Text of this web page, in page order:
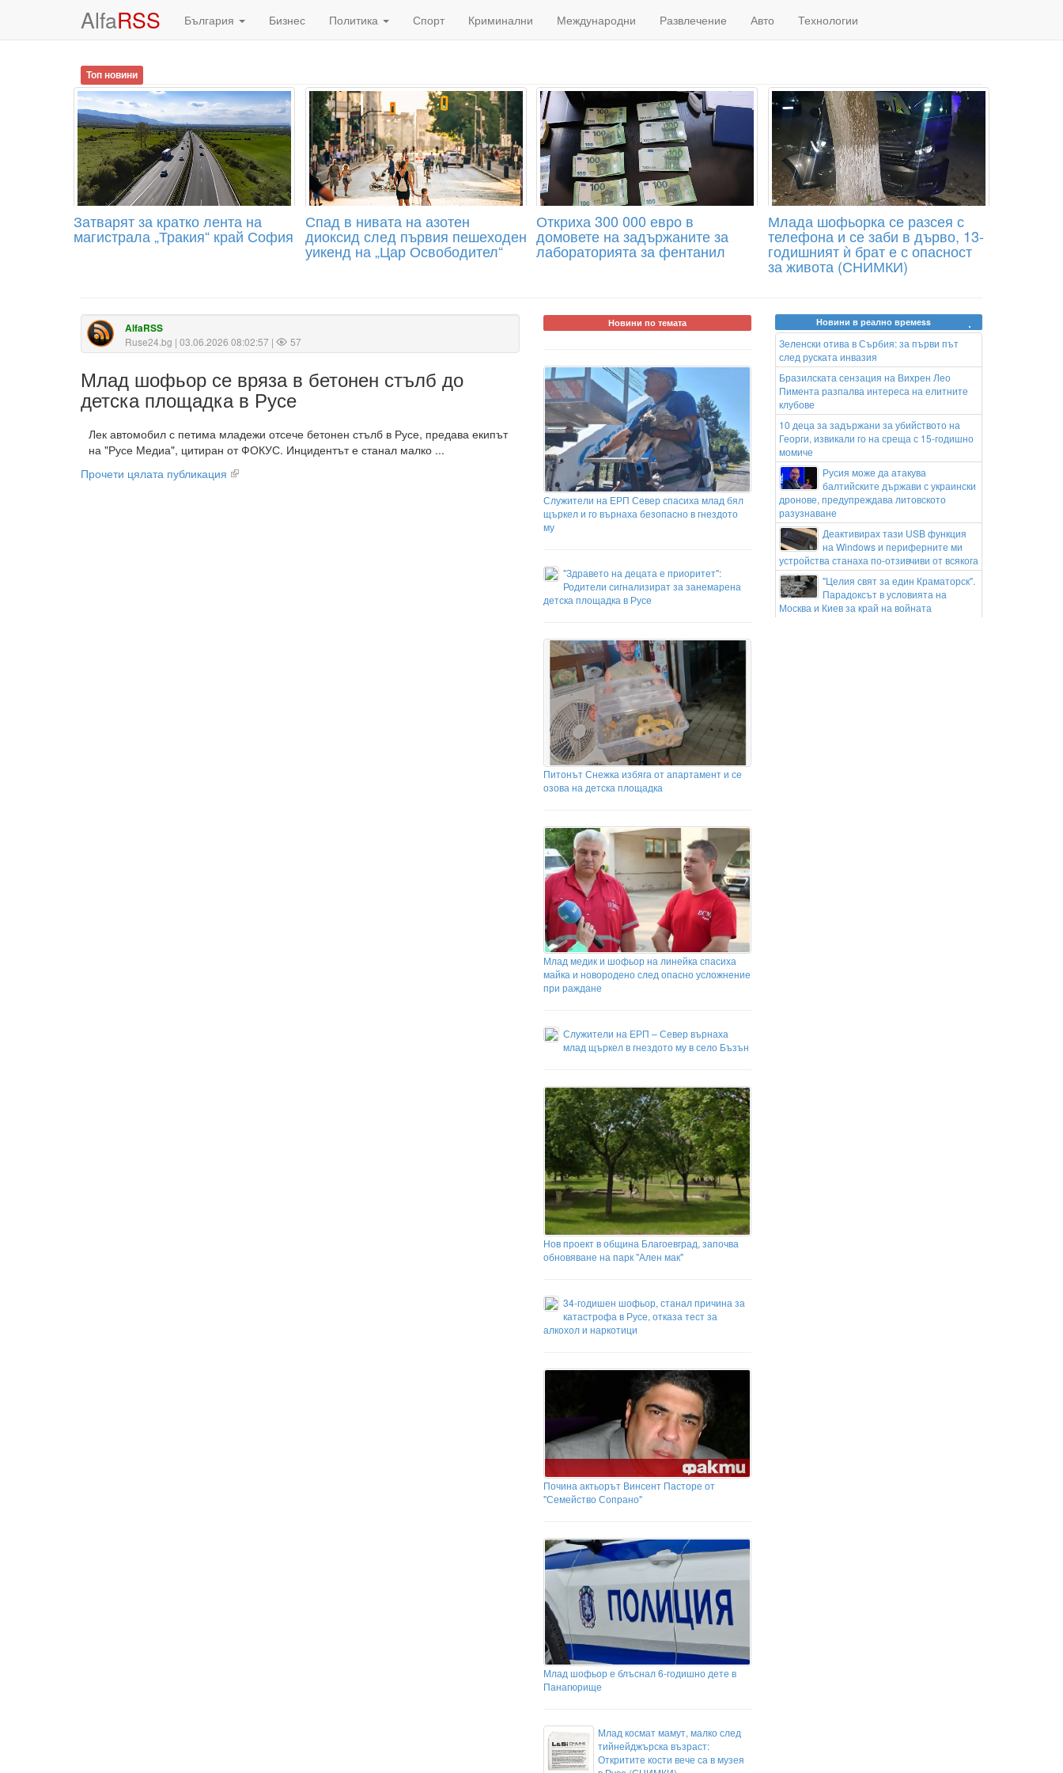
AlfaRSS България Бизнес Политика Спорт Криминални Международни Развлечение Авто Технологии
Топ новини
Затварят за кратко лента на
магистрала „Тракия“ край София
Спад в нивата на азотен
диоксид след първия пешеходен
уикенд на „Цар Освободител“
Откриха 300 000 евро в
домовете на задържаните за
лабораторията за фентанил
Млада шофьорка се разсея с
телефона и се заби в дърво, 13-
годишният ѝ брат е с опасност
за живота (СНИМКИ)
AlfaRSS
Ruse24.bg | 03.06.2026 08:02:57 | 57
Млад шофьор се вряза в бетонен стълб до
детска площадка в Русе
Лек автомобил с петима младежи отсече бетонен стълб в Русе, предава екипът
на "Русе Медиа", цитиран от ФОКУС. Инцидентът е станал малко ...
Прочети цялата публикация
Новини по темата
Служители на ЕРП Север спасиха млад бял
щъркел и го върнаха безопасно в гнездото
му
"Здравето на децата е приоритет":
Родители сигнализират за занемарена
детска площадка в Русе
Питонът Снежка избяга от апартамент и се
озова на детска площадка
Млад медик и шофьор на линейка спасиха
майка и новородено след опасно усложнение
при раждане
Служители на ЕРП – Север върнаха
млад щъркел в гнездото му в село Бъзън
Нов проект в община Благоевград, започва
обновяване на парк "Ален мак"
34-годишен шофьор, станал причина за
катастрофа в Русе, отказа тест за
алкохол и наркотици
Почина актьорът Винсент Пасторе от
"Семейство Сопрано"
Млад шофьор е блъснал 6-годишно дете в
Панагюрище
Млад космат мамут, малко след
тийнейджърска възраст:
Откритите кости вече са в музея
Новини в реално времеss
Зеленски отива в Сърбия: за първи път
след руската инвазия
Бразилската сензация на Вихрен Лео
Пимента разпалва интереса на елитните
клубове
10 деца за задържани за убийството на
Георги, извикали го на среща с 15-годишно
момиче
Русия може да атакува
балтийските държави с украински
дронове, предупреждава литовското
разузнаване
Деактивирах тази USB функция
на Windows и периферните ми
устройства станаха по-отзивчиви от всякога
"Целия свят за един Краматорск".
Парадоксът в условията на
Москва и Киев за край на войната